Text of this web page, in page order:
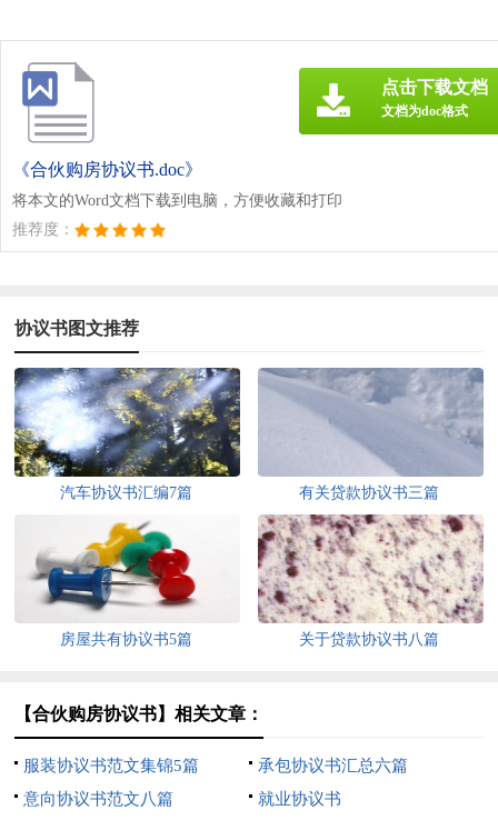
《合伙购房协议书.doc》
将本文的Word文档下载到电脑，方便收藏和打印
推荐度：
点击下载文档
文档为doc格式
协议书图文推荐
汽车协议书汇编7篇 有关贷款协议书三篇
房屋共有协议书5篇 关于贷款协议书八篇
【合伙购房协议书】相关文章：
服装协议书范文集锦5篇
承包协议书汇总六篇
意向协议书范文八篇
就业协议书